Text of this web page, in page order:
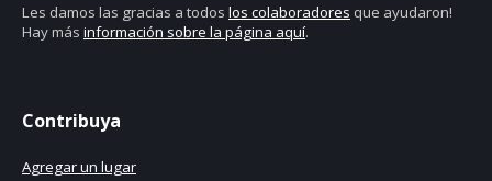
Les damos las gracias a todos los colaboradores que ayudaron!
Hay más información sobre la página aquí.
Contribuya
Agregar un lugar